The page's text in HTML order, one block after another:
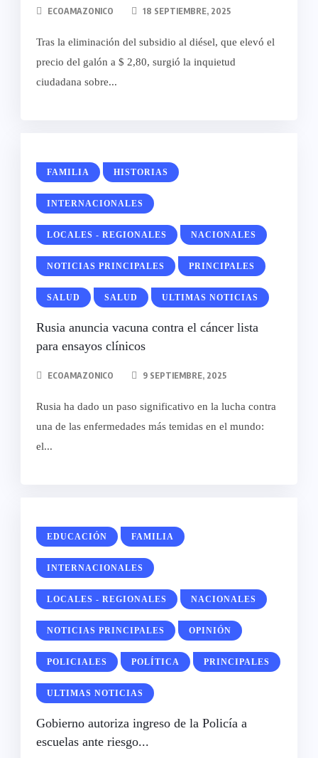
ECOAMAZONICO 18 SEPTIEMBRE, 2025
Tras la eliminación del subsidio al diésel, que elevó el
precio del galón a $ 2,80, surgió la inquietud
ciudadana sobre...
FAMILIA HISTORIAS
INTERNACIONALES
LOCALES - REGIONALES NACIONALES
NOTICIAS PRINCIPALES PRINCIPALES
SALUD SALUD ULTIMAS NOTICIAS
Rusia anuncia vacuna contra el cáncer lista
para ensayos clínicos
ECOAMAZONICO 9 SEPTIEMBRE, 2025
Rusia ha dado un paso significativo en la lucha contra
una de las enfermedades más temidas en el mundo:
el...
EDUCACIÓN FAMILIA
INTERNACIONALES
LOCALES - REGIONALES NACIONALES
NOTICIAS PRINCIPALES OPINIÓN
POLICIALES POLÍTICA PRINCIPALES
ULTIMAS NOTICIAS
Gobierno autoriza ingreso de la Policía a
escuelas ante riesgo...